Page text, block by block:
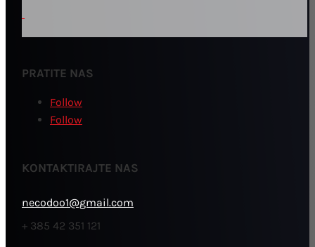
PRATITE NAS
Follow
Follow
KONTAKTIRAJTE NAS
necodoo1@gmail.com
+ 385 42 351 121